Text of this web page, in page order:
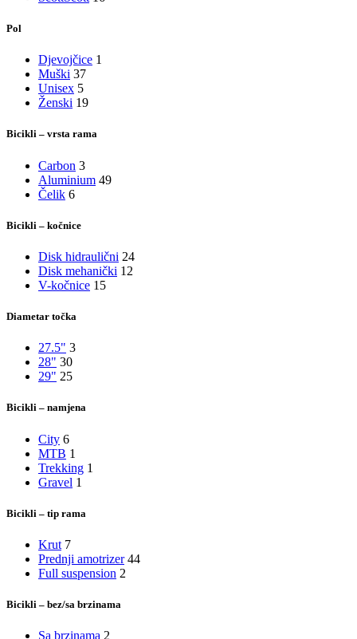
Pol
Djevojčice 1
Muški 37
Unisex 5
Ženski 19
Bicikli – vrsta rama
Carbon 3
Aluminium 49
Čelik 6
Bicikli – kočnice
Disk hidraulični 24
Disk mehanički 12
V-kočnice 15
Diametar točka
27.5" 3
28" 30
29" 25
Bicikli – namjena
City 6
MTB 1
Trekking 1
Gravel 1
Bicikli – tip rama
Krut 7
Prednji amotrizer 44
Full suspension 2
Bicikli – bez/sa brzinama
Sa brzinama 2